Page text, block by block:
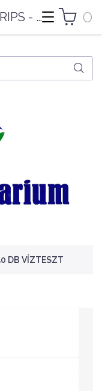
0
DB VÍZTESZT
EASY LIFE 6 IN 1 TEST TRIPS - 50 DB VÍZTESZT